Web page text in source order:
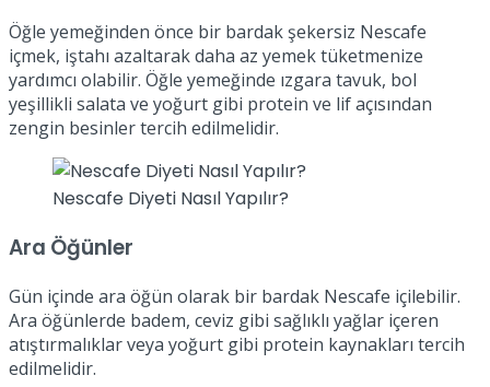
Öğle yemeğinden önce bir bardak şekersiz Nescafe
içmek, iştahı azaltarak daha az yemek tüketmenize
yardımcı olabilir. Öğle yemeğinde ızgara tavuk, bol
yeşillikli salata ve yoğurt gibi protein ve lif açısından
zengin besinler tercih edilmelidir.
Nescafe Diyeti Nasıl Yapılır?
Ara Öğünler
Gün içinde ara öğün olarak bir bardak Nescafe içilebilir.
Ara öğünlerde badem, ceviz gibi sağlıklı yağlar içeren
atıştırmalıklar veya yoğurt gibi protein kaynakları tercih
edilmelidir.